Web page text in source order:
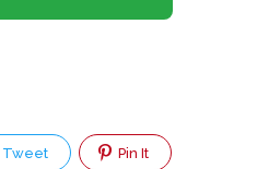
Tweet Pin It